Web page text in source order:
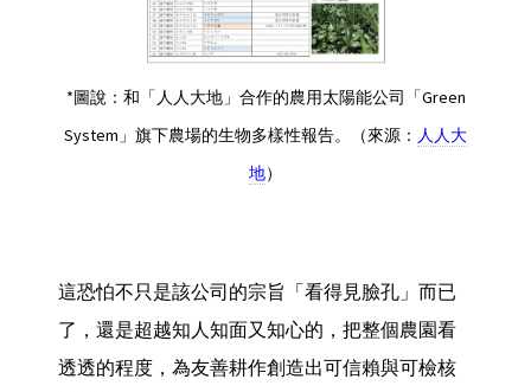
*圖說：和「人人大地」合作的農用太陽能公司「Green
System」旗下農場的生物多樣性報告。（來源： 人 人大
地）
這恐怕不只是該公司的宗旨「看得見臉孔」而已
了，還是超越知人知面又知心的，把整個農園看
透透的程度，為友善耕作創造出可信賴與可檢核